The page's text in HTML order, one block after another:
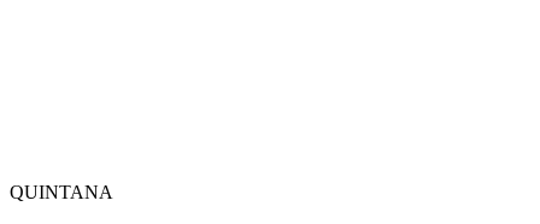
QUINTANA